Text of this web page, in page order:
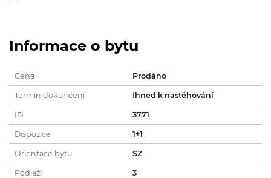
Informace o bytu
Cena Prodáno
Termín dokončení Ihned k nastěhování
ID 3771
Dispozice 1+1
Orientace bytu SZ
Podlaží 3